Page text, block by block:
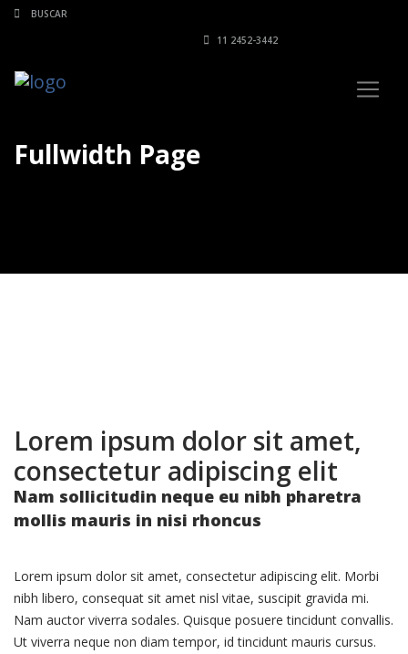
11 2452-3442
Fullwidth Page
Lorem ipsum dolor sit amet,
consectetur adipiscing elit
Nam sollicitudin neque eu nibh pharetra
mollis mauris in nisi rhoncus
Lorem ipsum dolor sit amet, consectetur adipiscing elit. Morbi
nibh libero, consequat sit amet nisl vitae, suscipit gravida mi.
Nam auctor viverra sodales. Quisque posuere tincidunt convallis.
Ut viverra neque non diam tempor, id tincidunt mauris cursus.